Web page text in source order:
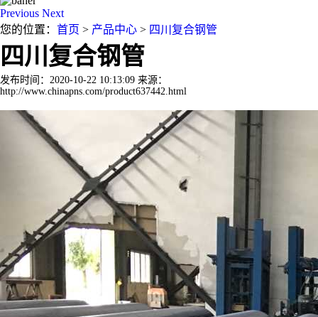
Previous Next
您的位置： 首页 > 产品中心 > 四川复合钢管
四川复合钢管
发布时间：2020-10-22 10:13:09 来源：
http://www.chinapns.com/product637442.html